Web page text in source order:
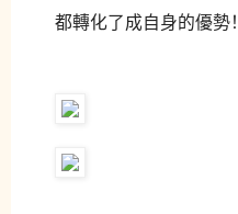
都轉化了成自身的優勢！